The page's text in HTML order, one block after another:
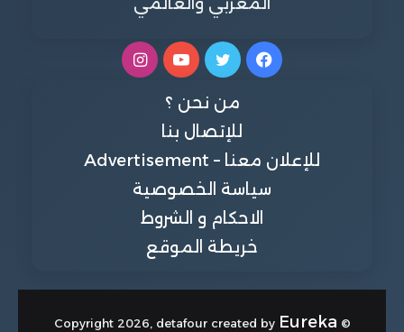
فيسبوكتويتر يوتيوبانستقرام
من نحن ؟
للإتصال بنا
للإعلان معنا – Advertisement
سياسة الخصوصية
الاحكام و الشروط
خريطة الموقع
© Copyright 2026, detafour created by
Eureka